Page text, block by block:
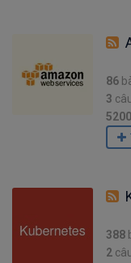
86
3
5200
388
2